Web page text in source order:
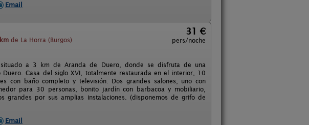
Email
de La Horra (Burgos)
31 €
pers/noche
a 3 km de Aranda de Duero, donde se disfruta de una
Casa del siglo XVI, totalmente restaurada en el interior, 10
con baño completo y televisión. Dos grandes salones, uno con
para 30 personas, bonito jardín con barbacoa y mobiliario,
grandes por sus amplias instalaciones. (disponemos de grifo de
Email